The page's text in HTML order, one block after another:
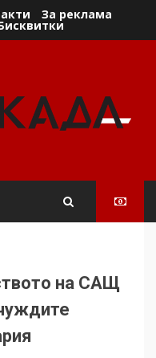
За реклама
на САЩ